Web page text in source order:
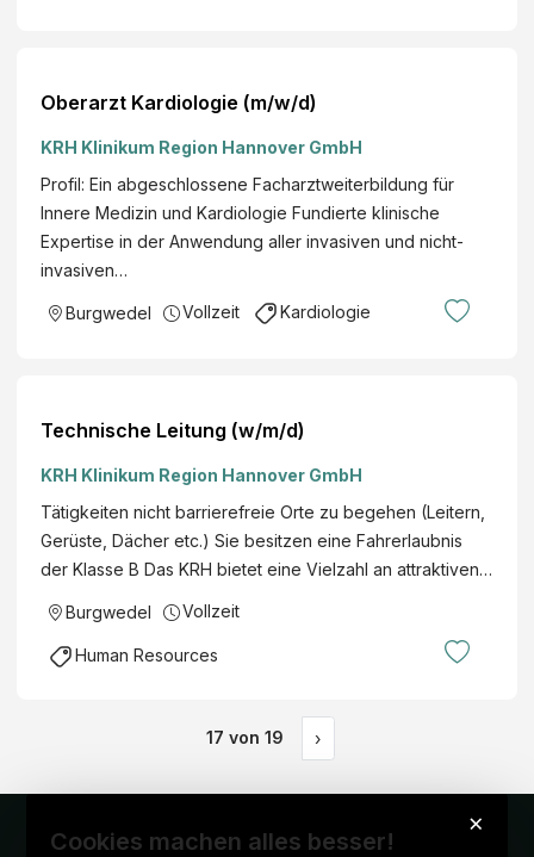
Oberarzt Kardiologie (m/w/d)
KRH Klinikum Region Hannover GmbH
Profil: Ein abgeschlossene Facharztweiterbildung für
Innere Medizin und Kardiologie Fundierte klinische
Expertise in der Anwendung aller invasiven und nicht-
invasiven…
Burgwedel Vollzeit Kardiologie
Technische Leitung (w/m/d)
KRH Klinikum Region Hannover GmbH
Tätigkeiten nicht barrierefreie Orte zu begehen (Leitern,
Gerüste, Dächer etc.) Sie besitzen eine Fahrerlaubnis
der Klasse B Das KRH bietet eine Vielzahl an attraktiven…
Burgwedel Vollzeit
Human Resources
17 von 19 ›
×
Cookies machen alles besser!